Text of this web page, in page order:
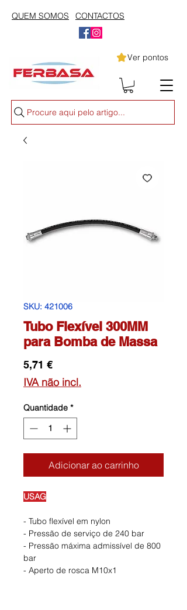
QUEM SOMOS CONTACTOS
Ver pontos
Procure aqui pelo artigo...
SKU: 421006
Tubo Flexível 300MM
para Bomba de Massa
5,71 €Preço
IVA não incl.
Quantidade *
Adicionar ao carrinho
USAG
- Tubo flexível em nylon
- Pressão de serviço de 240 bar
- Pressão máxima admissível de 800
bar
- Aperto de rosca M10x1